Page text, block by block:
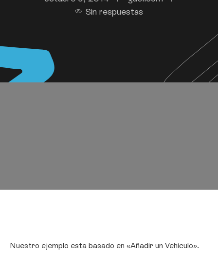
Sin respuestas
Nuestro ejemplo esta basado en «Añadir un Vehiculo».